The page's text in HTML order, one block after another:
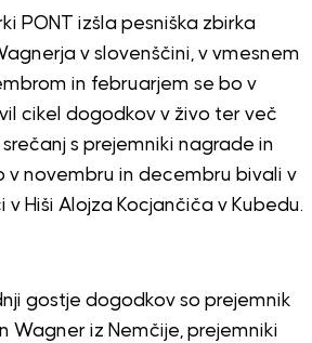
PONT izšla pesniška zbirka
v slovenščini, v vmesnem
in februarjem se bo v
cikel dogodkov v živo ter več
s prejemniki nagrade in
v novembru in decembru bivali v
Hiši Alojza Kocjančiča v Kubedu.
gostje dogodkov so prejemnik
Wagner iz Nemčije, prejemniki